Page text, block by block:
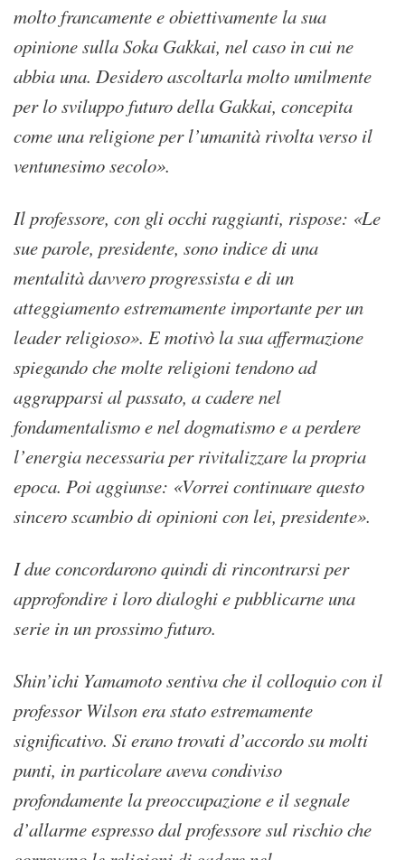
molto francamente e obiettivamente la sua
opinione sulla Soka Gakkai, nel caso in cui ne
abbia una. Desidero ascoltarla molto umilmente
per lo sviluppo futuro della Gakkai, concepita
come una religione per l’umanità rivolta verso il
ventunesimo secolo».
Il professore, con gli occhi raggianti, rispose: «Le
sue parole, presidente, sono indice di una
mentalità davvero progressista e di un
atteggiamento estremamente importante per un
leader religioso». E motivò la sua affermazione
spiegando che molte religioni tendono ad
aggrapparsi al passato, a cadere nel
fondamentalismo e nel dogmatismo e a perdere
l’energia necessaria per rivitalizzare la propria
epoca. Poi aggiunse: «Vorrei continuare questo
sincero scambio di opinioni con lei, presidente».
I due concordarono quindi di rincontrarsi per
approfondire i loro dialoghi e pubblicarne una
serie in un prossimo futuro.
Shin’ichi Yamamoto sentiva che il colloquio con il
professor Wilson era stato estremamente
significativo. Si erano trovati d’accordo su molti
punti, in particolare aveva condiviso
profondamente la preoccupazione e il segnale
d’allarme espresso dal professore sul rischio che